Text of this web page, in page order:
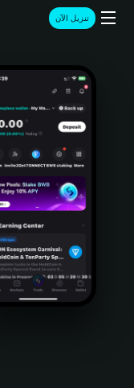
تنزيل الآن